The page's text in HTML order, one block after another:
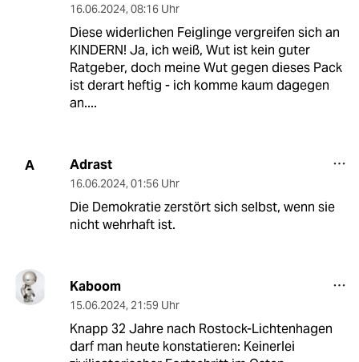
16.06.2024, 08:16 Uhr
Diese widerlichen Feiglinge vergreifen sich an
KINDERN! Ja, ich weiß, Wut ist kein guter
Ratgeber, doch meine Wut gegen dieses Pack
ist derart heftig - ich komme kaum dagegen
an....
A Adrast
16.06.2024, 01:56 Uhr
Die Demokratie zerstört sich selbst, wenn sie
nicht wehrhaft ist.
Kaboom
15.06.2024, 21:59 Uhr
Knapp 32 Jahre nach Rostock-Lichtenhagen
darf man heute konstatieren: Keinerlei